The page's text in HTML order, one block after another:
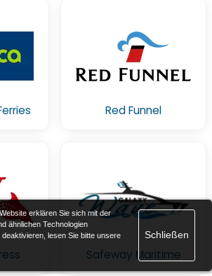
Red Funnel
Safeway Maritime
erklären Sie sich mit der
ähnlichen Technologien
lesen Sie bitte unsere
Schließen